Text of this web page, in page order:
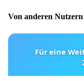
Von anderen
Für eine